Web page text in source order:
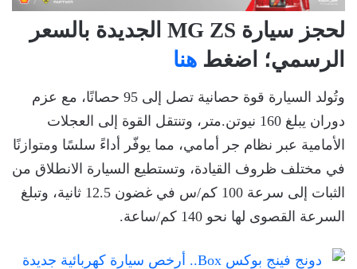
لحجز سيارة MG ZS الجديدة بالسعر
الرسمي؛ اضغط هنا
وتُولد السيارة قوة حصانية تصل إلى 95 حصانًا، مع عزم
دوران يبلغ 160 نيوتن.متر، وتنتقل القوة إلى العجلات
الأمامية عبر نظام جر أمامي، مما يوفّر أداءً سلسًا ومتوازنًا
في مختلف ظروف القيادة، وتستطيع السيارة الانطلاق من
الثبات إلى سرعة 100 كم/س في غضون 12.5 ثانية، وتبلغ
السرعة القصوى لها نحو 140 كم/ساعة.